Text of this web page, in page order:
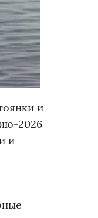
и
2026
и